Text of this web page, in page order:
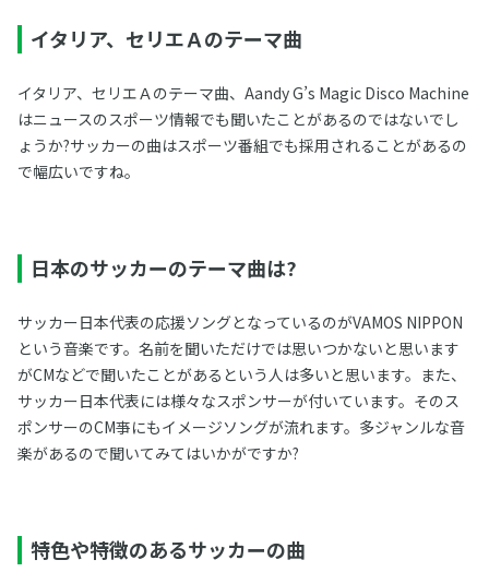
イタリア、セリエＡのテーマ曲
イタリア、セリエＡのテーマ曲、Aandy G’s Magic Disco Machine
はニュースのスポーツ情報でも聞いたことがあるのではないでし
ょうか?サッカーの曲はスポーツ番組でも採用されることがあるの
で幅広いですね。
日本のサッカーのテーマ曲は?
サッカー日本代表の応援ソングとなっているのがVAMOS NIPPON
という音楽です。名前を聞いただけでは思いつかないと思います
がCMなどで聞いたことがあるという人は多いと思います。また、
サッカー日本代表には様々なスポンサーが付いています。そのス
ポンサーのCM亊にもイメージソングが流れます。多ジャンルな音
楽があるので聞いてみてはいかがですか?
特色や特徴のあるサッカーの曲